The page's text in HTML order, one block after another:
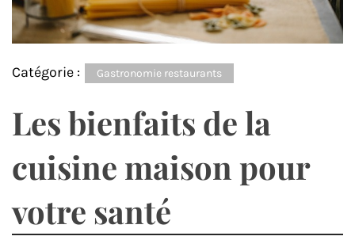
Catégorie : Gastronomie restaurants
Les bienfaits de la
cuisine maison pour
votre santé